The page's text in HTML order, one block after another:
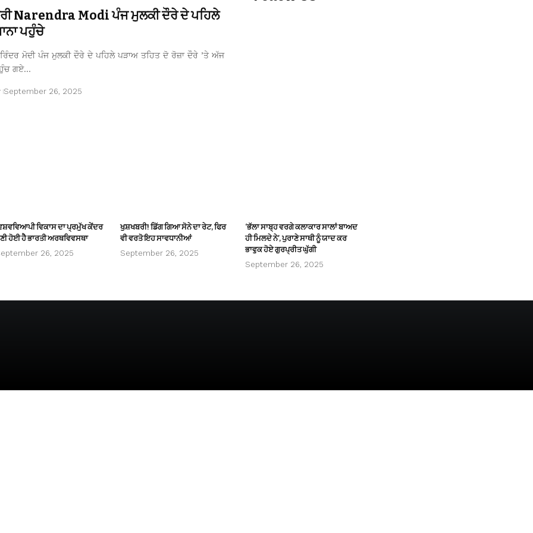
Narendra Modi ਪੰਜ ਮੁਲਕੀ ਦੌਰੇ ਦੇ ਪਹਿਲੇ
ਪਹੁੰਚੇ
ਮੋਦੀ ਪੰਜ ਮੁਲਕੀ ਦੌਰੇ ਦੇ ਪਹਿਲੇ ਪੜਾਅ ਤਹਿਤ ਦੋ ਰੋਜ਼ਾ ਦੌਰੇ ’ਤੇ ਅੱਜ
ਗਏ…
September 26, 2025
ਵਿਕਾਸ ਦਾ ਪ੍ਰਮੁੱਖ ਕੇਂਦਰ
ਹੋਈ ਹੈ ਭਾਰਤੀ ਅਰਥਵਿਵਸਥਾ
26, 2025
ਖੁਸ਼ਖਬਰੀ! ਡਿੱਗ ਗਿਆ ਸੋਨੇ ਦਾ ਰੇਟ, ਫਿਰ
ਵੀ ਵਰਤੋ ਇਹ ਸਾਵਧਾਨੀਆਂ
September 26, 2025
‘ਭੱਲਾ ਸਾਬ੍ਹ ਵਰਗੇ ਕਲਾਕਾਰ ਸਾਲਾਂ ਬਾਅਦ
ਹੀ ਮਿਲਦੇ ਨੇ’, ਪੁਰਾਣੇ ਸਾਥੀ ਨੂੰ ਯਾਦ ਕਰ
ਭਾਵੁਕ ਹੋਏ ਗੁਰਪ੍ਰੀਤ ਘੁੱਗੀ
September 26, 2025